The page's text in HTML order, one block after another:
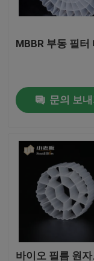
문의하기
블로그
조회를 요청하다
MBBR 필터 미디
MBBR 전기 매체
MBBR 부동 필터
문의 보
바이오 필름 원자